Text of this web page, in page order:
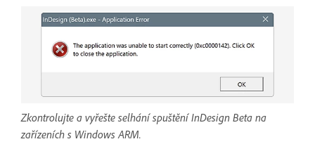
Zkontrolujte a vyřešte selhání spuštění InDesign Beta na
zařízeních s Windows ARM.